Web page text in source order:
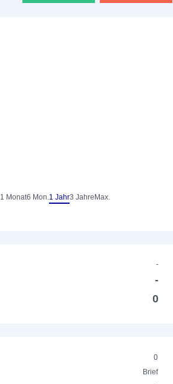
1 Monat6 Mon.1 Jahr3 Jahre Max.
-
-
0
0
Brief